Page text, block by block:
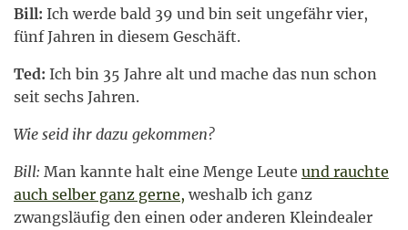
Bill: Ich werde bald 39 und bin seit ungefähr vier,
fünf Jahren in diesem Geschäft.
Ted: Ich bin 35 Jahre alt und mache das nun schon
seit sechs Jahren.
Wie seid ihr dazu gekommen?
Bill: Man kannte halt eine Menge Leute und rauchte
auch selber ganz gerne, weshalb ich ganz
zwangsläufig den einen oder anderen Kleindealer